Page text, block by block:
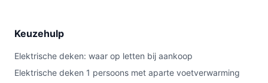
Keuzehulp
Elektrische deken: waar op letten bij aankoop
Elektrische deken 1 persoons met aparte voetverwarming